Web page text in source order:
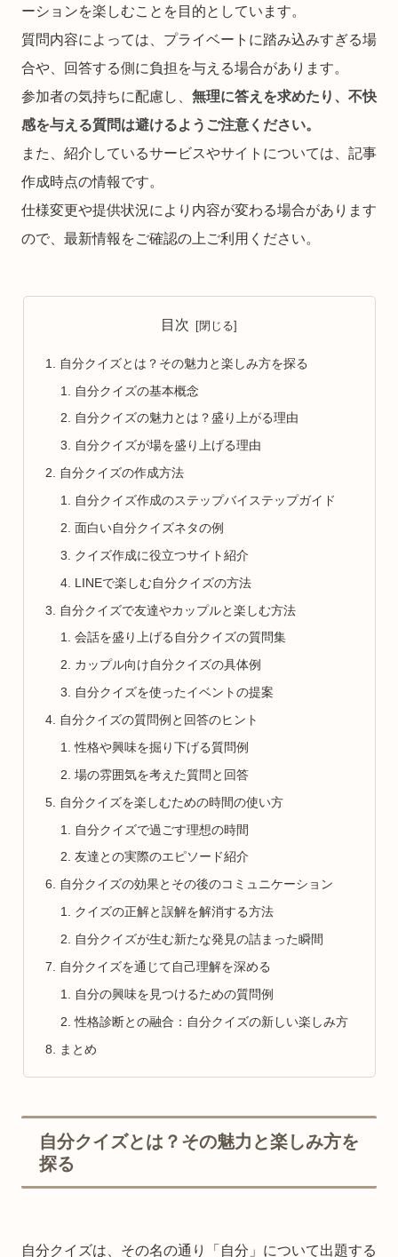
ーションを楽しむことを目的としています。
質問内容によっては、プライベートに踏み込みすぎる場
合や、回答する側に負担を与える場合があります。
参加者の気持ちに配慮し、 無理に答えを求めたり、不快
感を与える質問は避けるようご注意ください。
また、紹介しているサービスやサイトについては、記事
作成時点の情報です。
仕様変更や提供状況により内容が変わる場合があります
ので、最新情報をご確認の上ご利用ください。
目次
自分クイズとは？その魅力と楽しみ方を探る
自分クイズの基本概念
自分クイズの魅力とは？盛り上がる理由
自分クイズが場を盛り上げる理由
自分クイズの作成方法
自分クイズ作成のステップバイステップガイド
面白い自分クイズネタの例
クイズ作成に役立つサイト紹介
LINEで楽しむ自分クイズの方法
自分クイズで友達やカップルと楽しむ方法
会話を盛り上げる自分クイズの質問集
カップル向け自分クイズの具体例
自分クイズを使ったイベントの提案
自分クイズの質問例と回答のヒント
性格や興味を掘り下げる質問例
場の雰囲気を考えた質問と回答
自分クイズを楽しむための時間の使い方
自分クイズで過ごす理想の時間
友達との実際のエピソード紹介
自分クイズの効果とその後のコミュニケーション
クイズの正解と誤解を解消する方法
自分クイズが生む新たな発見の詰まった瞬間
自分クイズを通じて自己理解を深める
自分の興味を見つけるための質問例
性格診断との融合：自分クイズの新しい楽しみ方
まとめ
自分クイズとは？その魅力と楽しみ方を
探る
自分クイズは、その名の通り「自分」について出題する